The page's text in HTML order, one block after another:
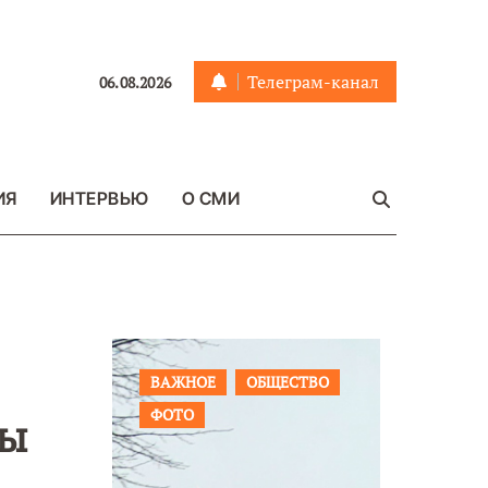
06.08.2026 Телеграм-канал
ИНТЕРВЬЮ О СМИ
ПРОИСШЕСТВИЯ ФОТО